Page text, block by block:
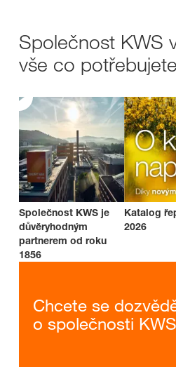
Společnost KWS
vše co
Společnost KWS je
důvěryhodným
partnerem od roku
1856
Katalog
2026
Chcete se
o společnosti